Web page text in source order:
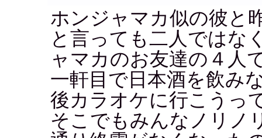
ホンジャマカ似の彼と
と言っても二人ではな
ャマカのお友達の４人
一軒目で日本酒を飲み
後カラオケに行こうっ
そこでもみんなノリノ